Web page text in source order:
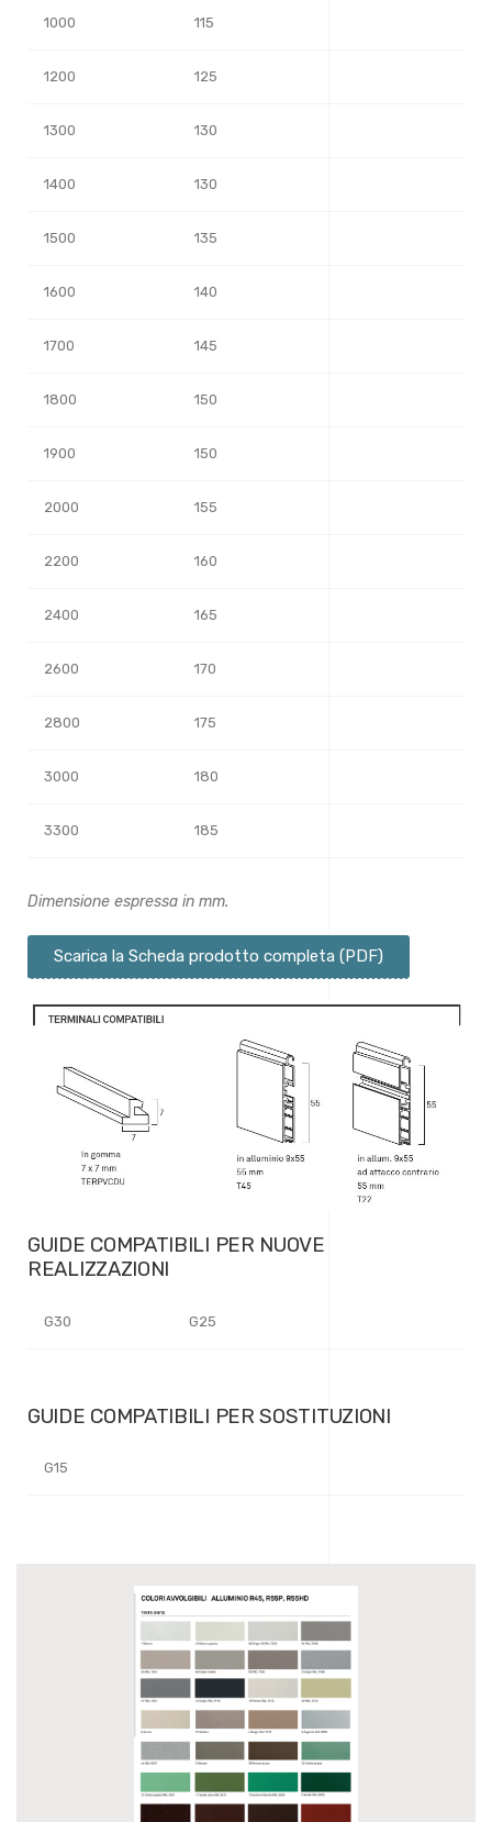
1000 115
1200 125
1300 130
1400 130
1500 135
1600 140
1700 145
1800 150
1900 150
2000 155
2200 160
2400 165
2600 170
2800 175
3000 180
3300 185
Dimensione espressa in mm.
Scarica la Scheda prodotto completa (PDF)
GUIDE COMPATIBILI PER NUOVE
REALIZZAZIONI
G30 G25
GUIDE COMPATIBILI PER SOSTITUZIONI
G15